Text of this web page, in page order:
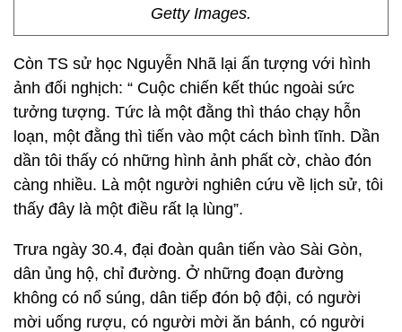
Getty Images.
Còn TS sử học Nguyễn Nhã lại ấn tượng với hình
ảnh đối nghịch: “ Cuộc chiến kết thúc ngoài sức
tưởng tượng. Tức là một đằng thì tháo chạy hỗn
loạn, một đằng thì tiến vào một cách bình tĩnh. Dần
dần tôi thấy có những hình ảnh phất cờ, chào đón
càng nhiều. Là một người nghiên cứu về lịch sử, tôi
thấy đây là một điều rất lạ lùng”.
Trưa ngày 30.4, đại đoàn quân tiến vào Sài Gòn,
dân ủng hộ, chỉ đường. Ở những đoạn đường
không có nổ súng, dân tiếp đón bộ đội, có người
mời uống rượu, có người mời ăn bánh, có người